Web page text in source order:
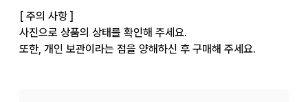
[ 주의 사항 ]
사진으로 상품의 상태를 확인해 주세요.
또한, 개인 보관이라는 점을 양해하신 후 구매해 주세요.